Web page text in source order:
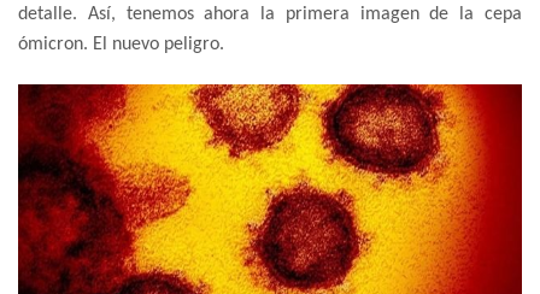
detalle. Así, tenemos ahora la primera imagen de la cepa
ómicron. El nuevo peligro.